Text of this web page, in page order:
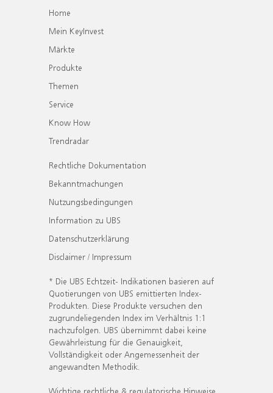
Home
Mein KeyInvest
Märkte
Produkte
Themen
Service
Know How
Trendradar
Rechtliche Dokumentation
Bekanntmachungen
Nutzungsbedingungen
Information zu UBS
Datenschutzerklärung
Disclaimer / Impressum
* Die UBS Echtzeit- Indikationen basieren auf
Quotierungen von UBS emittierten Index-
Produkten. Diese Produkte versuchen den
zugrundeliegenden Index im Verhältnis 1:1
nachzufolgen. UBS übernimmt dabei keine
Gewährleistung für die Genauigkeit,
Vollständigkeit oder Angemessenheit der
angewandten Methodik.